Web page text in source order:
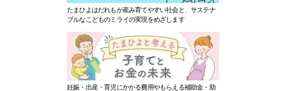
たまひよはだれもが産み育てやすい社会と、サステナ
ブルなこどものミライの実現をめざします
妊娠・出産・育児にかかる費用やもらえる補助金・助